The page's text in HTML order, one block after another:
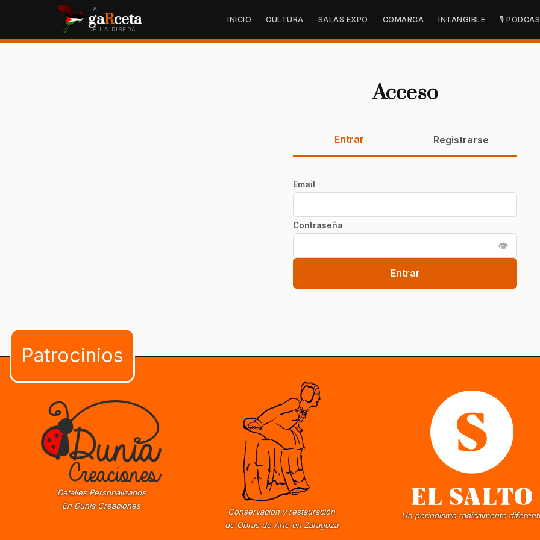
LA
gaRceta
DE LA RIBERA
INICIO CULTURA SALAS EXPO COMARCA INTANGIBLE 🎙
Acceso
Entrar Registrarse
Email
Contraseña
👁
Entrar
Detalles Personalizados
En Dunia Creaciones
Conservación y restauración
de Obras de Arte en Zaragoza
Un periodismo radicalmente